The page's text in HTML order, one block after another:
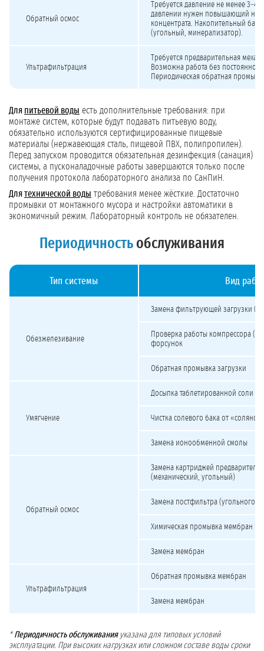
Обратный осмос
Требуется давление не менее 3–4
давлении нужен повышающий
концентрата. Накопительный бак
(угольный, минерализатор).
Ультрафильтрация
Требуется предварительная
Возможна работа без
Периодическая обратная
Для питьевой воды есть дополнительные требования: при
монтаже систем, которые будут подавать питьевую воду,
обязательно используются сертифицированные пищевые
материалы (нержавеющая сталь, пищевой ПВХ, полипропилен).
Перед запуском проводится обязательная дезинфекция (санация)
системы, а пусконаладочные работы завершаются только после
получения протокола лабораторного анализа по СанПиН.
Длятехнической воды требования менее жёсткие. Достаточно
промывки от монтажного мусора и настройки автоматики в
экономичный режим. Лабораторный контроль не обязателен.
Периодичность обслуживания
Тип системы Вид работ
Обезжелезивание
Замена фильтрующей загрузки
Проверка работы компрессора
форсунок
Обратная промывка загрузки
Умягчение
Досыпка таблетированной соли в
Чистка солевого бака от
Замена ионообменной смолы
Обратный осмос
Замена картриджей
(механический, угольный)
Замена постфильтра (угольного,
Химическая промывка мембран
Замена мембран
Ультрафильтрация
Обратная промывка мембран
Замена мембран
* Периодичность обслуживанияуказана для типовых условий
эксплуатации. При высоких нагрузках или сложном составе воды сроки